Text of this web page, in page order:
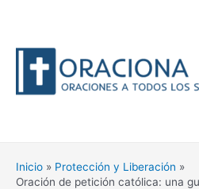
Inicio
Protección y Liberación
Oración de petición católica: una